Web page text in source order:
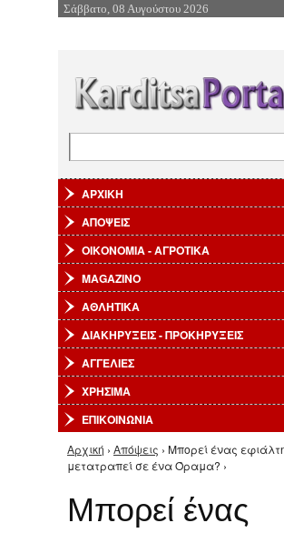
Επιστροφή στην Πλοήγηση
Σάββατο, 08 Αυγούστου 2026
ΑΡΧΙΚΗ
ΑΠΟΨΕΙΣ
ΟΙΚΟΝΟΜΙΑ - ΑΓΡΟΤΙΚΑ
MAGAZINO
ΑΘΛΗΤΙΚΑ
ΔΙΑΚΗΡΥΞΕΙΣ - ΠΡΟΚΗΡΥΞΕΙΣ
ΑΓΓΕΛΙΕΣ
ΧΡΗΣΙΜΑ
ΕΠΙΚΟΙΝΩΝΙΑ
Είστε εδώ
Αρχική › Απόψεις › Μπορεί ένας
μετατραπεί σε ένα Όραμα? ›
Μπορεί ένας